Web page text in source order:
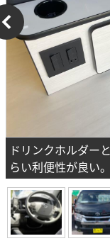
ドリンクホルダー
らい利便性が良い。